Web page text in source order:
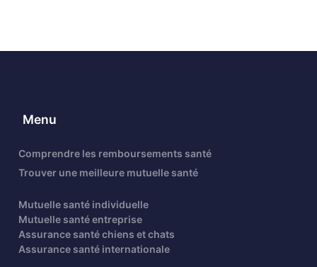
Menu
Comprendre les remboursements santé
Trouver une meilleure mutuelle santé
Mutuelle santé individuelle
Mutuelle santé entreprise
Assurance santé chiens et chats
Assurance santé internationale